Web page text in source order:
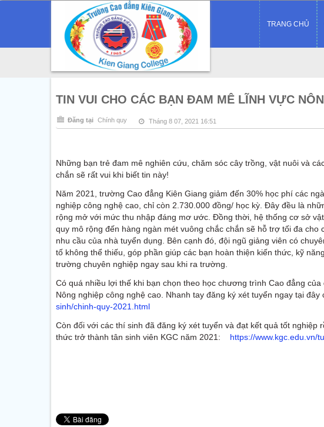
TRANG CHỦ
TIN VUI CHO CÁC BẠN ĐAM MÊ LĨNH VỰC
Đăng tại Chính quy Tháng 8 07, 2021 16:51
Những bạn trẻ đam mê nghiên cứu, chăm sóc cây trồng, vật nuôi và
chắn sẽ rất vui khi biết tin này!
Năm 2021, trường Cao đẳng Kiên Giang giảm đến 30% học phí các
nghiệp công nghệ cao, chỉ còn 2.730.000 đồng/ học kỳ. Đây đều là
rộng mở với mức thu nhập đáng mơ ước. Đồng thời, hệ thống cơ sở
quy mô rộng đến hàng ngàn mét vuông chắc chắn sẽ hỗ trợ tối đa cho
nhu cầu của nhà tuyển dụng. Bên cạnh đó, đội ngũ giảng viên có
tố không thể thiếu, góp phần giúp các bạn hoàn thiện kiến thức, kỹ
trường chuyên nghiệp ngay sau khi ra trường.
Có quá nhiều lợi thế khi bạn chọn theo học chương trình Cao đẳng
Nông nghiệp công nghệ cao. Nhanh tay đăng ký xét tuyển ngay tại đây
sinh/chinh-quy-2021.html
Còn đối với các thí sinh đã đăng ký xét tuyển và đạt kết quả tốt nghiệp
thức trở thành tân sinh viên KGC năm 2021: https://www.kgc.edu.vn/